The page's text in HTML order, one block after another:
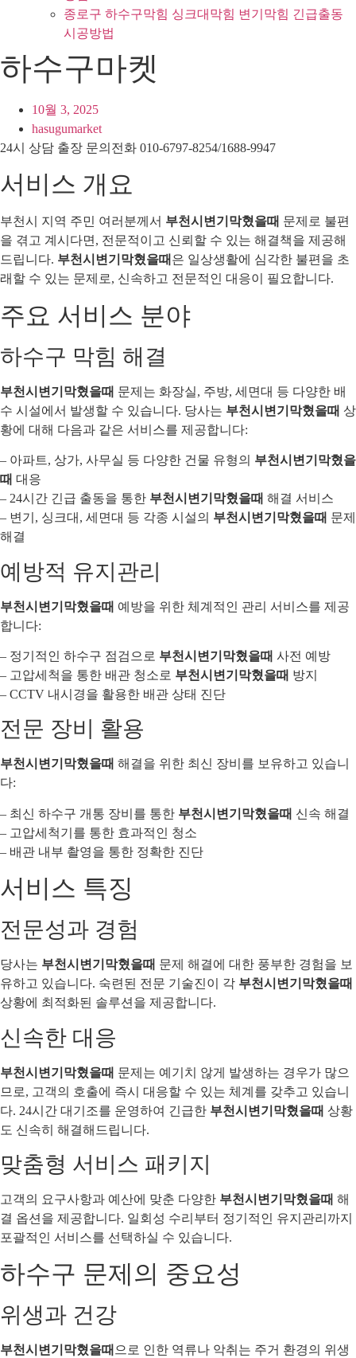
종로구 하수구막힘 싱크대막힘 변기막힘 긴급출동
시공방법
하수구마켓
10월 3, 2025
hasugumarket
24시 상담 출장 문의전화 010-6797-8254/1688-9947
서비스 개요
부천시 지역 주민 여러분께서 부천시변기막혔을때 문제로 불편
을 겪고 계시다면, 전문적이고 신뢰할 수 있는 해결책을 제공해
드립니다. 부천시변기막혔을때 은 일상생활에 심각한 불편을 초
래할 수 있는 문제로, 신속하고 전문적인 대응이 필요합니다.
주요 서비스 분야
하수구 막힘 해결
부천시변기막혔을때 문제는 화장실, 주방, 세면대 등 다양한 배
수 시설에서 발생할 수 있습니다. 당사는 부천시변기막혔을때 상
황에 대해 다음과 같은 서비스를 제공합니다:
– 아파트, 상가, 사무실 등 다양한 건물 유형의 부천시변기막혔을
때 대응
– 24시간 긴급 출동을 통한 부천시변기막혔을때 해결 서비스
– 변기, 싱크대, 세면대 등 각종 시설의 부천시변기막혔을때 문제
해결
예방적 유지관리
부천시변기막혔을때 예방을 위한 체계적인 관리 서비스를 제공
합니다:
– 정기적인 하수구 점검으로 부천시변기막혔을때 사전 예방
– 고압세척을 통한 배관 청소로 부천시변기막혔을때 방지
– CCTV 내시경을 활용한 배관 상태 진단
전문 장비 활용
부천시변기막혔을때 해결을 위한 최신 장비를 보유하고 있습니
다:
– 최신 하수구 개통 장비를 통한 부천시변기막혔을때 신속 해결
– 고압세척기를 통한 효과적인 청소
– 배관 내부 촬영을 통한 정확한 진단
서비스 특징
전문성과 경험
당사는 부천시변기막혔을때 문제 해결에 대한 풍부한 경험을 보
유하고 있습니다. 숙련된 전문 기술진이 각 부천시변기막혔을때
상황에 최적화된 솔루션을 제공합니다.
신속한 대응
부천시변기막혔을때 문제는 예기치 않게 발생하는 경우가 많으
므로, 고객의 호출에 즉시 대응할 수 있는 체계를 갖추고 있습니
다. 24시간 대기조를 운영하여 긴급한 부천시변기막혔을때 상황
도 신속히 해결해드립니다.
맞춤형 서비스 패키지
고객의 요구사항과 예산에 맞춘 다양한 부천시변기막혔을때 해
결 옵션을 제공합니다. 일회성 수리부터 정기적인 유지관리까지
포괄적인 서비스를 선택하실 수 있습니다.
하수구 문제의 중요성
위생과 건강
부천시변기막혔을때 으로 인한 역류나 악취는 주거 환경의 위생